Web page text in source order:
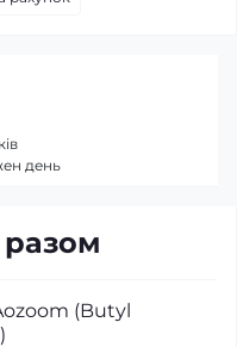
(Butyl
день